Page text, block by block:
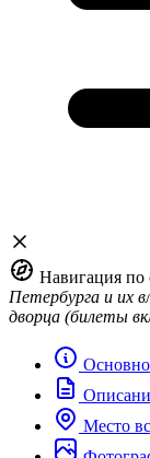
Навигация по
Петербурга и их
дворца (билеты
Место